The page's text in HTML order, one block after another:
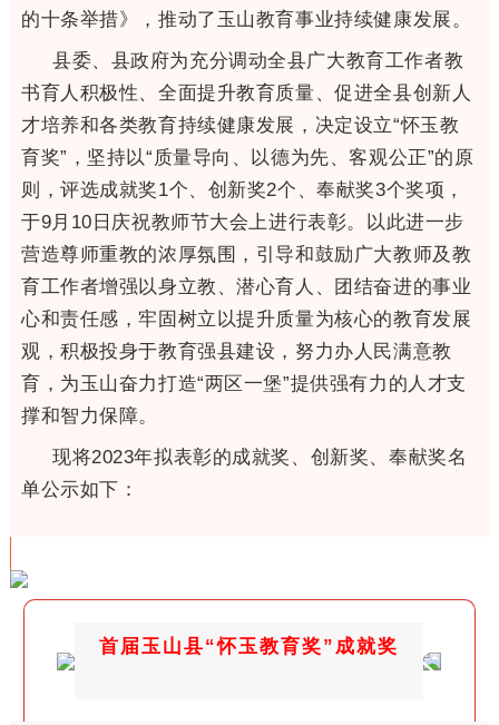
的十条举措》，推动了玉山教育事业持续健康发展。
县委、县政府为充分调动全县广大教育工作者教
书育人积极性、全面提升教育质量、促进全县创新人
才培养和各类教育持续健康发展，决定设立“怀玉教
育奖”，坚持以“质量导向、以德为先、客观公正”的原
则，评选成就奖1个、创新奖2个、奉献奖3个奖项，
于9月10日庆祝教师节大会上进行表彰。以此进一步
营造尊师重教的浓厚氛围，引导和鼓励广大教师及教
育工作者增强以身立教、潜心育人、团结奋进的事业
心和责任感，牢固树立以提升质量为核心的教育发展
观，积极投身于教育强县建设，努力办人民满意教
育，为玉山奋力打造“两区一堡”提供强有力的人才支
撑和智力保障。
现将2023年拟表彰的成就奖、创新奖、奉献奖名
单公示如下：
首届玉山县“怀玉教育奖”成就奖